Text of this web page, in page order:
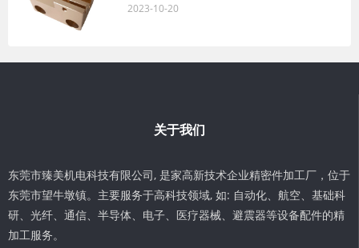
2023-10-20
关于我们
东莞市臻美机电科技有限公司, 是家高新技术企业精密件加工厂，位于
东莞市望牛墩镇。主要服务于高科技领域, 如: 自动化、航空、基础科
研、光纤、通信、半导体、电子、医疗器械、避震器等设备配件的精
加工服务。